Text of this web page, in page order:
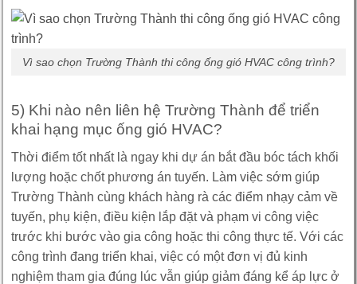
Vì sao chọn Trường Thành thi công ống gió HVAC công trình?
5) Khi nào nên liên hệ Trường Thành để triển
khai hạng mục ống gió HVAC?
Thời điểm tốt nhất là ngay khi dự án bắt đầu bóc tách khối
lượng hoặc chốt phương án tuyến. Làm việc sớm giúp
Trường Thành cùng khách hàng rà các điểm nhạy cảm về
tuyến, phụ kiện, điều kiện lắp đặt và phạm vi công việc
trước khi bước vào gia công hoặc thi công thực tế. Với các
công trình đang triển khai, việc có một đơn vị đủ kinh
nghiệm tham gia đúng lúc vẫn giúp giảm đáng kể áp lực ở